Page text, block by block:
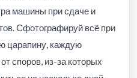
машины при сдаче и
Сфотографируй всё при
царапину, каждую
споров, из-за которых